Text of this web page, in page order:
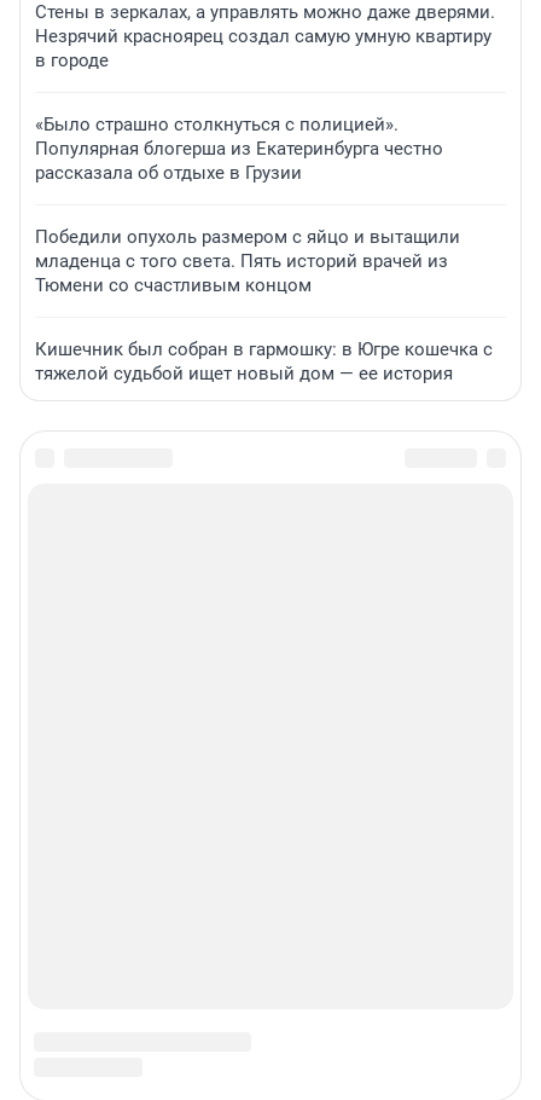
Стены в зеркалах, а управлять можно даже дверями.
Незрячий красноярец создал самую умную квартиру
в городе
«Было страшно столкнуться с полицией».
Популярная блогерша из Екатеринбурга честно
рассказала об отдыхе в Грузии
Победили опухоль размером с яйцо и вытащили
младенца с того света. Пять историй врачей из
Тюмени со счастливым концом
Кишечник был собран в гармошку: в Югре кошечка с
тяжелой судьбой ищет новый дом — ее история